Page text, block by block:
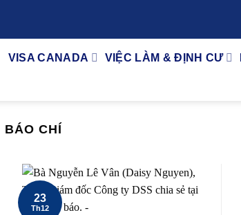
VISA CANADA VIỆC LÀM & ĐỊNH CƯ
BÁO CHÍ
23
Th12